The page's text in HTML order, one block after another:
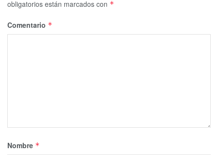
obligatorios están marcados con *
Comentario *
Nombre *